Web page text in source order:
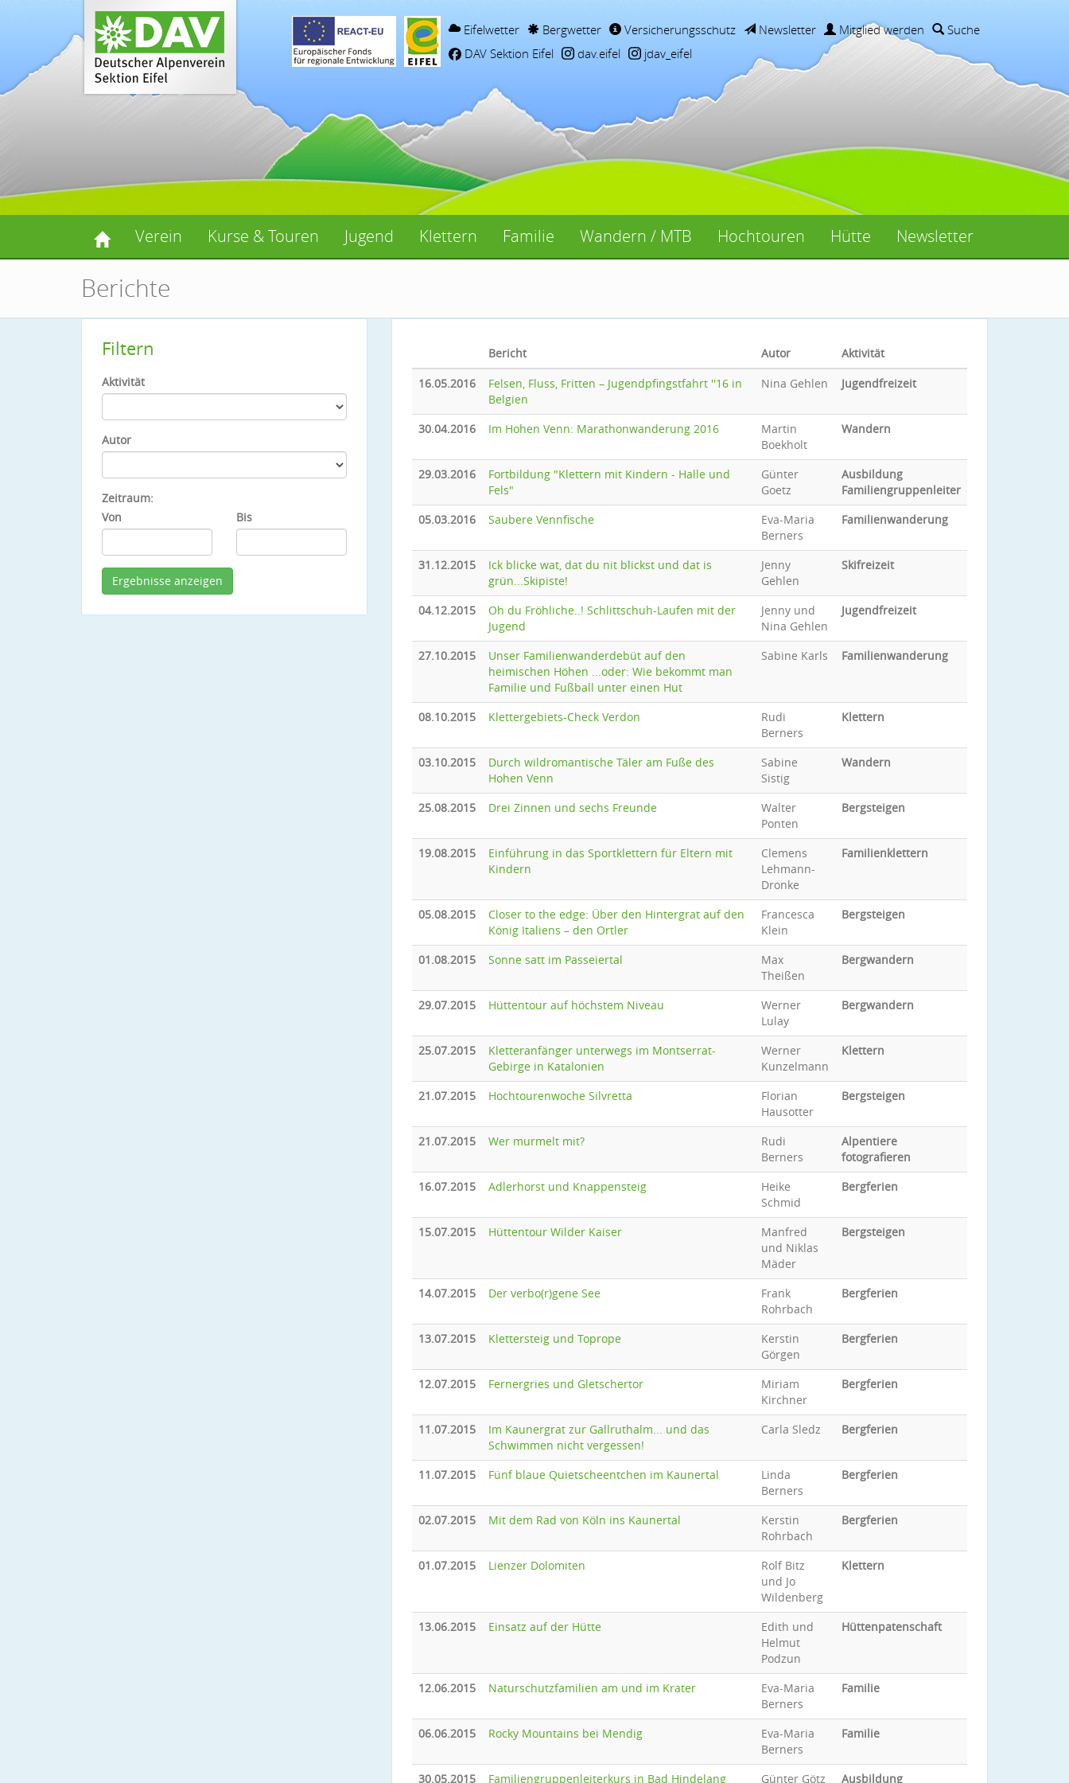
Eifelwetter Bergwetter Versicherungsschutz Newsletter Mitglied werden
Suche
DAV Sektion Eifel
dav.eifel jdav_eifel
Verein Kurse & Touren Jugend Klettern Familie Wandern / MTB Hochtouren Hütte Newsletter
Berichte
Filtern
Aktivität
Autor
Zeitraum:
Von
Bis
Bericht Autor
Aktivität
16.05.2016
Felsen, Fluss, Fritten – Jugendpfingstfahrt ''16 in
Belgien
Nina Gehlen Jugendfreizeit
30.04.2016 Im Hohen Venn: Marathonwanderung 2016
Martin
Boekholt
Wandern
29.03.2016
Fortbildung "Klettern mit Kindern - Halle und
Fels"
Günter
Goetz
Ausbildung
Familiengruppenleiter
05.03.2016
Saubere Vennfische
Eva-Maria
Berners
Familienwanderung
31.12.2015
Ick blicke wat, dat du nit blickst und dat is
grün...Skipiste!
Jenny
Gehlen
Skifreizeit
04.12.2015
Oh du Fröhliche..! Schlittschuh-Laufen mit der
Jugend
Jenny und
Nina Gehlen
Jugendfreizeit
27.10.2015
Unser Familienwanderdebüt auf den
heimischen Höhen ...oder: Wie bekommt man
Familie und Fußball unter einen Hut
Sabine Karls Familienwanderung
08.10.2015 Klettergebiets-Check Verdon
Rudi
Berners
Klettern
03.10.2015
Durch wildromantische Täler am Fuße des
Hohen Venn
Sabine
Sistig
Wandern
25.08.2015 Drei Zinnen und sechs Freunde
Walter
Ponten
Bergsteigen
19.08.2015
Einführung in das Sportklettern für Eltern mit
Kindern
Clemens
Lehmann-
Dronke
Familienklettern
05.08.2015
Closer to the edge: Über den Hintergrat auf den
König Italiens – den Ortler
Francesca
Klein
Bergsteigen
01.08.2015 Sonne satt im Passeiertal
Max
Theißen
Bergwandern
29.07.2015 Hüttentour auf höchstem Niveau
Werner
Lulay
Bergwandern
25.07.2015
Kletteranfänger unterwegs im Montserrat-
Gebirge in Katalonien
Werner
Kunzelmann
Klettern
21.07.2015 Hochtourenwoche Silvretta
Florian
Hausotter
Bergsteigen
21.07.2015 Wer murmelt mit?
Rudi
Berners
Alpentiere
fotografieren
16.07.2015
Adlerhorst und Knappensteig
Heike
Schmid
Bergferien
15.07.2015 Hüttentour Wilder Kaiser
Manfred
und Niklas
Mäder
Bergsteigen
14.07.2015 Der verbo(r)gene See
Frank
Rohrbach
Bergferien
13.07.2015 Klettersteig und Toprope
Kerstin
Görgen
Bergferien
12.07.2015 Fernergries und Gletschertor
Miriam
Kirchner
Bergferien
11.07.2015
Im Kaunergrat zur Gallruthalm... und das
Schwimmen nicht vergessen!
Carla Sledz Bergferien
11.07.2015 Fünf blaue Quietscheentchen im Kaunertal
Linda
Berners
Bergferien
02.07.2015 Mit dem Rad von Köln ins Kaunertal
Kerstin
Rohrbach
Bergferien
01.07.2015 Lienzer Dolomiten
Rolf Bitz
und Jo
Wildenberg
Klettern
13.06.2015 Einsatz auf der Hütte
Edith und
Helmut
Podzun
Hüttenpatenschaft
12.06.2015 Naturschutzfamilien am und im Krater
Eva-Maria
Berners
Familie
06.06.2015 Rocky Mountains bei Mendig
Eva-Maria
Berners
Familie
30.05.2015 Familiengruppenleiterkurs in Bad Hindelang Günter Götz Ausbildung